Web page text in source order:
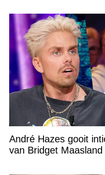
André Hazes gooit
van Bridget